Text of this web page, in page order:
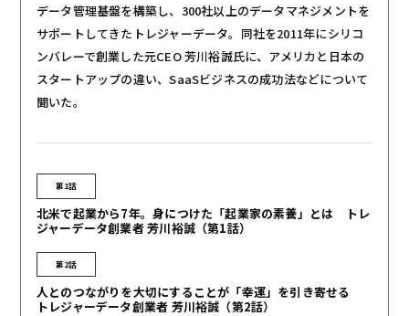
データ管理基盤を構築し、300社以上のデータマネジメントを
サポートしてきたトレジャーデータ。同社を2011年にシリコ
ンバレーで創業した元CEO 芳川裕誠氏に、アメリカと日本の
スタートアップの違い、SaaSビジネスの成功法などについて
聞いた。
第1話
北米で起業から7年。身につけた「起業家の素養」とは トレ
ジャーデータ創業者 芳川裕誠（第1話）
第2話
人とのつながりを大切にすることが「幸運」を引き寄せる
トレジャーデータ創業者 芳川裕誠（第2話）